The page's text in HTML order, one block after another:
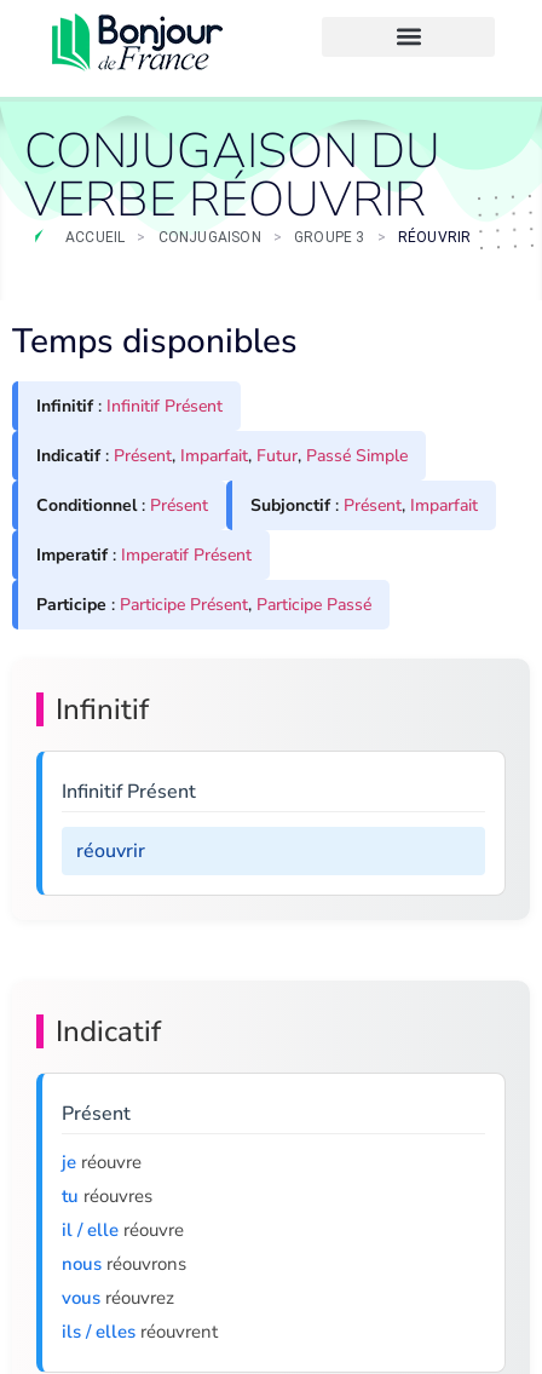
CONJUGAISON DU
VERBE RÉOUVRIR
ACCUEIL > CONJUGAISON > GROUPE 3 > RÉOUVRIR
Temps disponibles
Infinitif: Infinitif Présent
Indicatif: Présent, Imparfait, Futur, Passé Simple
Conditionnel: Présent Subjonctif: Présent, Imparfait
Imperatif: Imperatif Présent
Participe : Participe Présent, Participe Passé
Infinitif
Infinitif Présent
réouvrir
Indicatif
Présent
je réouvre
tu réouvres
il / elle réouvre
nous réouvrons
vous réouvrez
ils / elles réouvrent